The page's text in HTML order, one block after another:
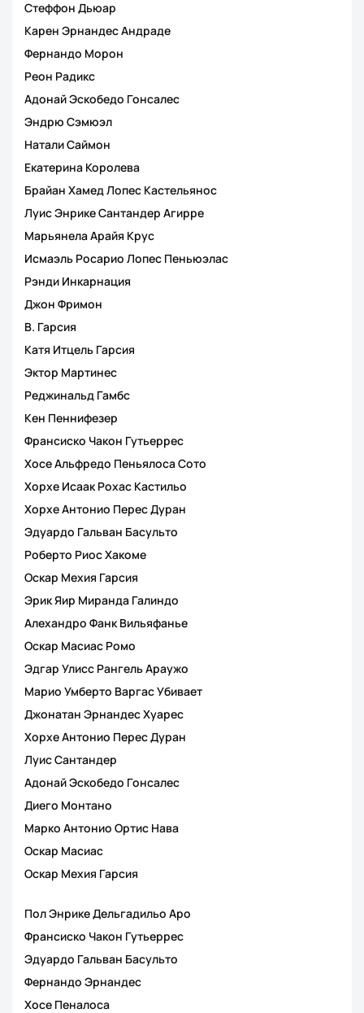
Стеффон Дьюар
Карен Эрнандес Андраде
Фернандо Морон
Реон Радикс
Адонай Эскобедо Гонсалес
Эндрю Сэмюэл
Натали Саймон
Екатерина Королева
Брайан Хамед Лопес Кастельянос
Луис Энрике Сантандер Агирре
Марьянела Арайя Крус
Исмаэль Росарио Лопес Пеньюэлас
Рэнди Инкарнация
Джон Фримон
В. Гарсия
Катя Итцель Гарсия
Эктор Мартинес
Реджинальд Гамбс
Кен Пеннифезер
Франсиско Чакон Гутьеррес
Хосе Альфредо Пеньялоса Сото
Хорхе Исаак Рохас Кастильо
Хорхе Антонио Перес Дуран
Эдуардо Гальван Басульто
Роберто Риос Хакоме
Оскар Мехия Гарсия
Эрик Яир Миранда Галиндо
Алехандро Фанк Вильяфанье
Оскар Масиас Ромо
Эдгар Улисс Рангель Араужо
Марио Умберто Варгас Убивает
Джонатан Эрнандес Хуарес
Хорхе Антонио Перес Дуран
Луис Сантандер
Адонай Эскобедо Гонсалес
Диего Монтано
Марко Антонио Ортис Нава
Оскар Масиас
Оскар Мехия Гарсия
Пол Энрике Дельгадильо Аро
Франсиско Чакон Гутьеррес
Эдуардо Гальван Басульто
Фернандо Эрнандес
Хосе Пеналоса